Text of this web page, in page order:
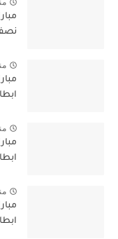
نصف
ابطال
ابطال
ابطال